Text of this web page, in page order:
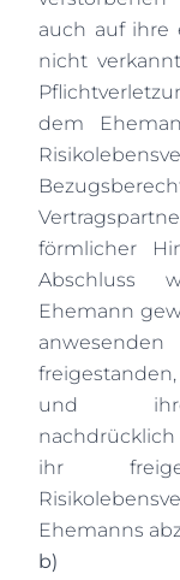
auch auf ihre
nicht
dem
förmlicher
Abschluss
Ehemann
und ihre
nachdrücklich
ihr
Ehemanns
b)